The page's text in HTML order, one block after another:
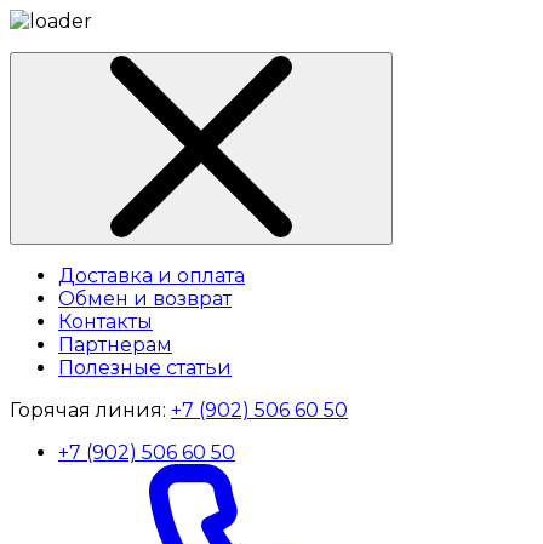
Доставка и оплата
Обмен и возврат
Контакты
Партнерам
Полезные статьи
Горячая линия: +7 (902) 506 60 50
+7 (902) 506 60 50